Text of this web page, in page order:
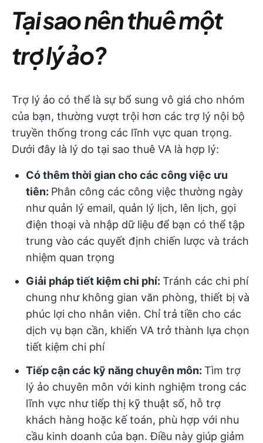
Tại sao nên thuê một
trợ lý ảo?
Trợ lý ảo có thể là sự bổ sung vô giá cho nhóm
của bạn, thường vượt trội hơn các trợ lý nội bộ
truyền thống trong các lĩnh vực quan trọng.
Dưới đây là lý do tại sao thuê VA là hợp lý:
Có thêm thời gian cho các công việc ưu
tiên: Phân công các công việc thường ngày
như quản lý email, quản lý lịch, lên lịch, gọi
điện thoại và nhập dữ liệu để bạn có thể tập
trung vào các quyết định chiến lược và trách
nhiệm quan trọng
Giải pháp tiết kiệm chi phí: Tránh các chi phí
chung như không gian văn phòng, thiết bị và
phúc lợi cho nhân viên. Chỉ trả tiền cho các
dịch vụ bạn cần, khiến VA trở thành lựa chọn
tiết kiệm chi phí
Tiếp cận các kỹ năng chuyên môn: Tìm trợ
lý ảo chuyên môn với kinh nghiệm trong các
lĩnh vực như tiếp thị kỹ thuật số, hỗ trợ
khách hàng hoặc kế toán, phù hợp với nhu
cầu kinh doanh của bạn. Điều này giúp giảm